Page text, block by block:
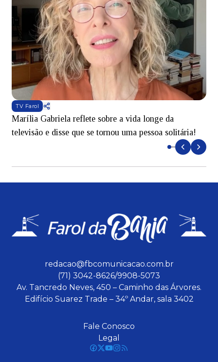
TV Farol
Marília Gabriela reflete sobre a vida longe da
televisão e disse que se tornou uma pessoa solitária!
redacao@fbcomunicacao.com.br
(71) 3042-8626/9908-5073
Av. Tancredo Neves, 450 – Caminho das Árvores.
Edifício Suarez Trade – 34º Andar, sala 3402
Fale Conosco
Legal